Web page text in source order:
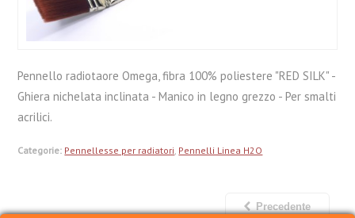
Pennello radiotaore Omega, fibra 100% poliestere "RED SILK" -
Ghiera nichelata inclinata - Manico in legno grezzo - Per smalti
acrilici.
Categorie: Pennellesse per radiatori, Pennelli Linea H2O
Precedente